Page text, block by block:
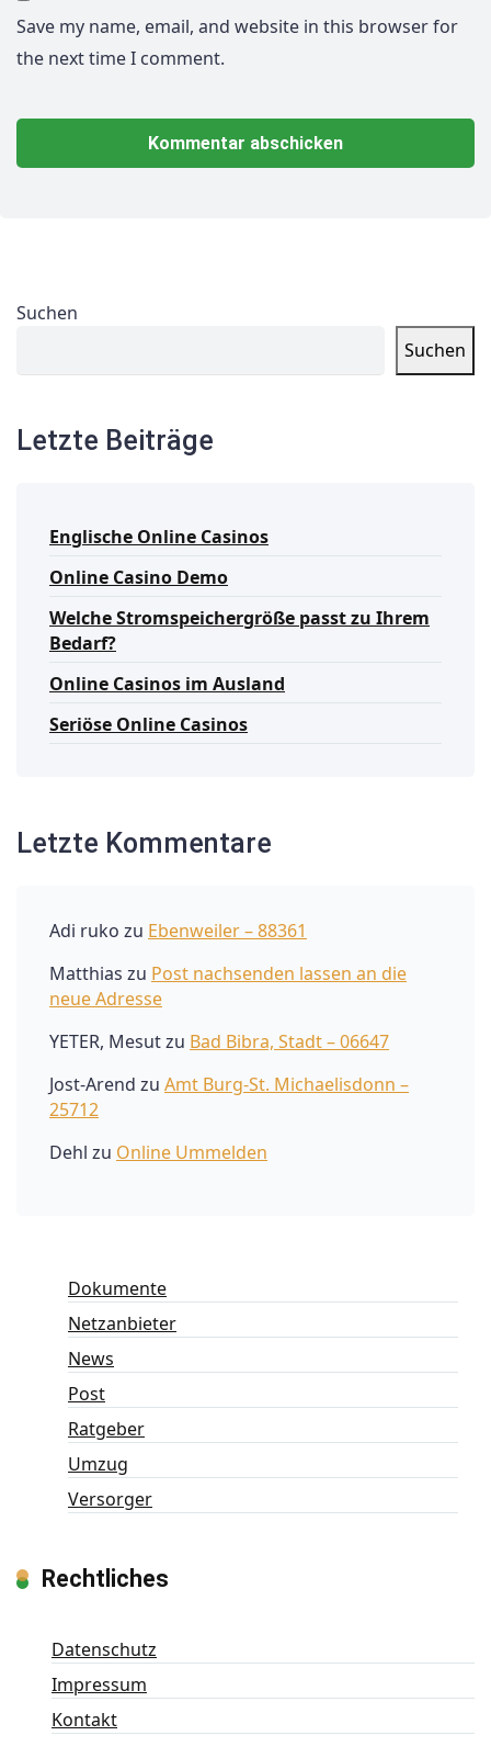
Save my name, email, and website in this browser for
the next time I comment.
Suchen
Suchen
Letzte Beiträge
Englische Online Casinos
Online Casino Demo
Welche Stromspeichergröße passt zu Ihrem
Bedarf?
Online Casinos im Ausland
Seriöse Online Casinos
Letzte Kommentare
Adi ruko zu Ebenweiler – 88361
Matthias zu Post nachsenden lassen an die
neue Adresse
YETER, Mesutzu Bad Bibra, Stadt – 06647
Jost-Arend zu Amt Burg-St. Michaelisdonn –
25712
Dehl zu Online Ummelden
Dokumente
Netzanbieter
News
Post
Ratgeber
Umzug
Versorger
Rechtliches
Datenschutz
Impressum
Kontakt